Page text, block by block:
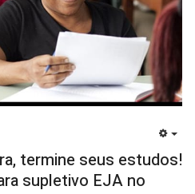
termine seus estudos!
supletivo EJA no